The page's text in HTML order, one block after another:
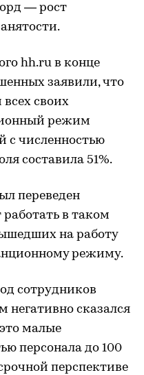
— рост
hh.ru в конце
заявили, что
своих
режим
с численностью
составила 51%.
переведен
в таком
на работу
режиму.
сотрудников
сказался
малые
персонала до 100
перспективе